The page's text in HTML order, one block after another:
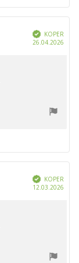
Geverifieerd
KOPER
26.04.2026
Geverifieerd
KOPER
12.03.2026